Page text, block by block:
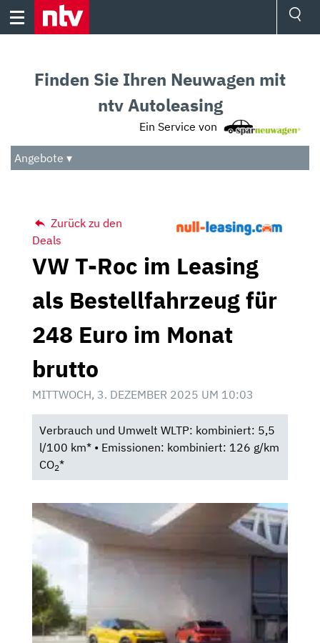
Skip
Audio
Das Beste
Finden Sie Ihren Neuwagen mit
ntv Autoleasing
Ein Service von
Angebote ▾
Zurück zu den
Deals
VW T-Roc im Leasing
als Bestellfahrzeug für
248 Euro im Monat
brutto
MITTWOCH, 3. DEZEMBER 2025 UM 10:03
Verbrauch und Umwelt WLTP: kombiniert: 5,5
l/100 km* • Emissionen: kombiniert: 126 g/km
CO2*